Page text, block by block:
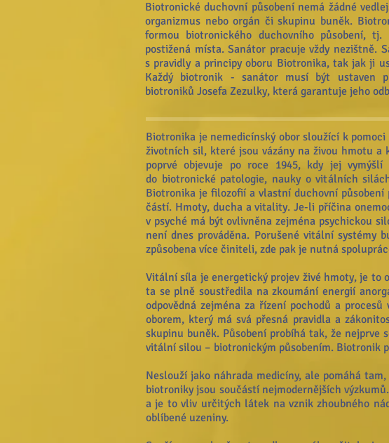
Biotronické duchovní působení nemá žádné
organizmus nebo orgán či skupinu buněk.
formou biotronického duchovního působení,
postižená místa. Sanátor pracuje vždy nezištně.
s pravidly a principy oboru Biotronika, tak jak ji
Každý biotronik - sanátor musí být ustaven
biotroniků Josefa Zezulky, která garantuje jeho
Biotronika je nemedicínský obor sloužící k
životních sil, které jsou vázány na živou hmotu
poprvé objevuje po roce 1945, kdy jej
do biotronické patologie, nauky o vitálních
Biotronika je filozofií a vlastní duchovní
částí. Hmoty, ducha a vitality. Je-li příčina
v psyché má být ovlivněna zejména psychickou
není dnes prováděna. Porušené vitální systémy
způsobena více činiteli, zde pak je nutná
Vitální síla je energetický projev živé hmoty, je to
ta se plně soustředila na zkoumání energií
odpovědná zejména za řízení pochodů a
oborem, který má svá přesná pravidla a
skupinu buněk. Působení probíhá tak, že nejprve
vitální silou – biotronickým působením. Biotronik
Neslouží jako náhrada medicíny, ale pomáhá
biotroniky jsou součástí nejmodernějších
a je to vliv určitých látek na vznik zhoubného
oblíbené uzeniny.